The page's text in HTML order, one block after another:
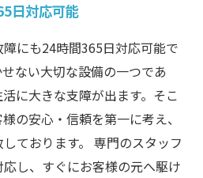
日対応可能
にも24時間365日対応可能で
ない大切な設備の一つであ
に大きな支障が出ます。そこ
の安心・信頼を第一に考え、
ております。 専門のスタッフ
し、すぐにお客様の元へ駆け